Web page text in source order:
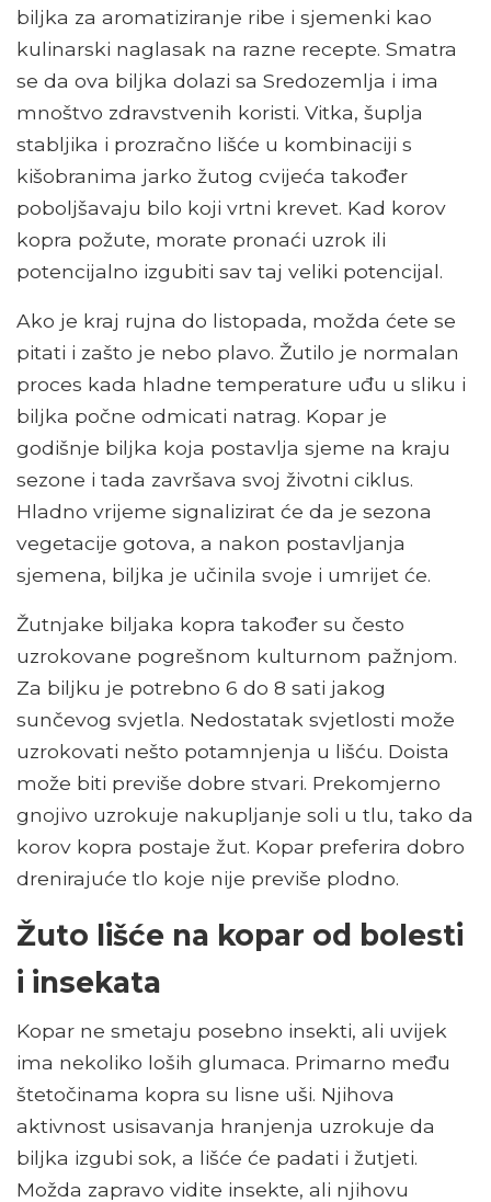
biljka za aromatiziranje ribe i sjemenki kao
kulinarski naglasak na razne recepte. Smatra
se da ova biljka dolazi sa Sredozemlja i ima
mnoštvo zdravstvenih koristi. Vitka, šuplja
stabljika i prozračno lišće u kombinaciji s
kišobranima jarko žutog cvijeća također
poboljšavaju bilo koji vrtni krevet. Kad korov
kopra požute, morate pronaći uzrok ili
potencijalno izgubiti sav taj veliki potencijal.
Ako je kraj rujna do listopada, možda ćete se
pitati i zašto je nebo plavo. Žutilo je normalan
proces kada hladne temperature uđu u sliku i
biljka počne odmicati natrag. Kopar je
godišnje biljka koja postavlja sjeme na kraju
sezone i tada završava svoj životni ciklus.
Hladno vrijeme signalizirat će da je sezona
vegetacije gotova, a nakon postavljanja
sjemena, biljka je učinila svoje i umrijet će.
Žutnjake biljaka kopra također su često
uzrokovane pogrešnom kulturnom pažnjom.
Za biljku je potrebno 6 do 8 sati jakog
sunčevog svjetla. Nedostatak svjetlosti može
uzrokovati nešto potamnjenja u lišću. Doista
može biti previše dobre stvari. Prekomjerno
gnojivo uzrokuje nakupljanje soli u tlu, tako da
korov kopra postaje žut. Kopar preferira dobro
drenirajuće tlo koje nije previše plodno.
Žuto lišće na kopar od bolesti
i insekata
Kopar ne smetaju posebno insekti, ali uvijek
ima nekoliko loših glumaca. Primarno među
štetočinama kopra su lisne uši. Njihova
aktivnost usisavanja hranjenja uzrokuje da
biljka izgubi sok, a lišće će padati i žutjeti.
Možda zapravo vidite insekte, ali njihovu